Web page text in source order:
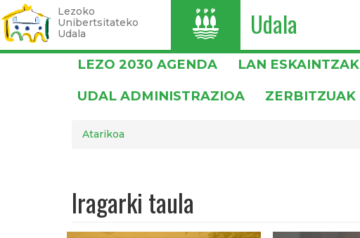
Lezoko
Unibertsitateko
Udala
I Udala
LEZO 2030 AGENDA LAN ESKAINTZAK
UDAL ADMINISTRAZIOA
ZERBITZUAK
Atarikoa
Iragarki taula